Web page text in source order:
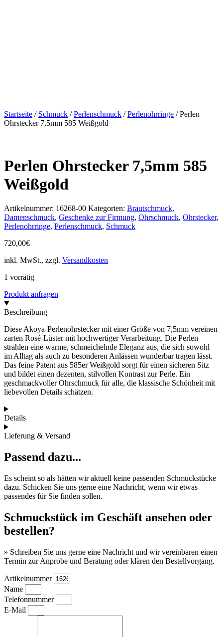
Startseite / Schmuck /Perlenschmuck /Perlenohrringe / Perlen
Ohrstecker 7,5mm 585 Weißgold
Perlen Ohrstecker 7,5mm 585
Weißgold
Artikelnummer: 16268-00 Kategorien: Brautschmuck,
Damenschmuck, Geschenke zur Firmung, Ohrschmuck, Ohrstecker,
Perlenohrringe, Perlenschmuck, Schmuck
720,00€
inkl. MwSt., zzgl. Versandkosten
1 vorrätig
Produkt anfragen
Beschreibung
Diese Akoya-Perlenohrstecker mit einer Größe von 7,5mm vereinen
zarten Rosé-Lüster mit hochwertiger Verarbeitung. Die Perlen
strahlen eine warme, schmeichelnde Eleganz aus, die sich sowohl
im Alltag als auch zu besonderen Anlässen wunderbar tragen lässt.
Das feine Patent aus 585er Weißgold sorgt für einen sicheren Sitz
und bildet einen dezenten, stilvollen Kontrast zur Perle. Ein
geschmackvoller Ohrschmuck für alle, die klassische Schönheit mit
liebevollen Details schätzen.
Details
Lieferung & Versand
Passend dazu...
Es scheint so als hätten wir aktuell keine passenden Schmuckstücke
dazu. Schicken Sie uns gerne eine Nachricht, wenn wir etwas
passendes für Sie finden sollen.
Schmuckstück im Geschäft ansehen oder
bestellen?
» Schreiben Sie uns gerne eine Nachricht und wir vereinbaren einen
Termin zur Anprobe und Beratung oder klären den Bestellvorgang.
Artikelnummer
Name
Telefonnummer
E-Mail